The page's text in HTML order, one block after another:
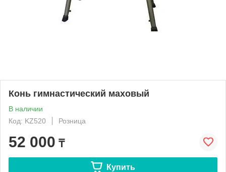
Конь гимнастический маховый
В наличии
Код: KZ520
Розница
52 000 ₸
Купить